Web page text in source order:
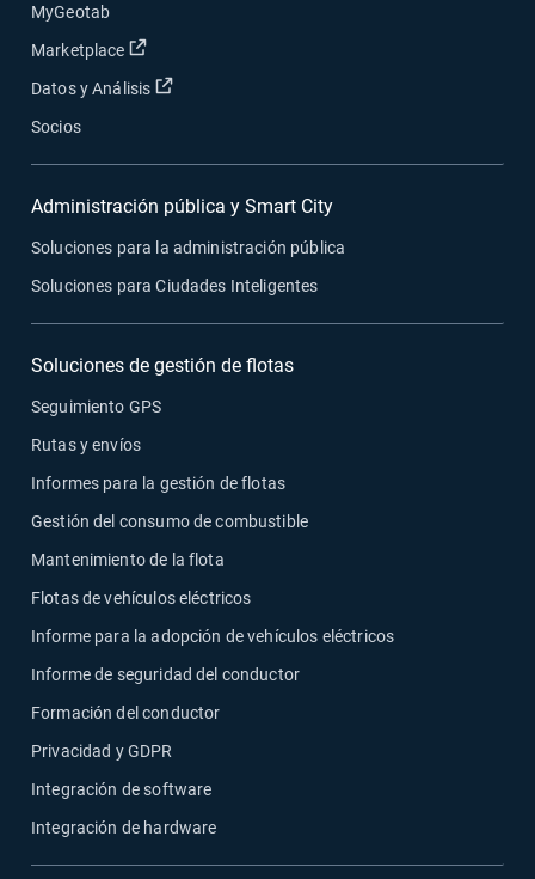
MyGeotab
Marketplace
Abrir en una nueva ventana
Datos y Análisis Abrir en una nueva ventana
Socios
Administración pública y Smart City
Soluciones para la administración pública
Soluciones para Ciudades Inteligentes
Soluciones de gestión de flotas
Seguimiento GPS
Rutas y envíos
Informes para la gestión de flotas
Gestión del consumo de combustible
Mantenimiento de la flota
Flotas de vehículos eléctricos
Informe para la adopción de vehículos eléctricos
Informe de seguridad del conductor
Formación del conductor
Privacidad y GDPR
Integración de software
Integración de hardware